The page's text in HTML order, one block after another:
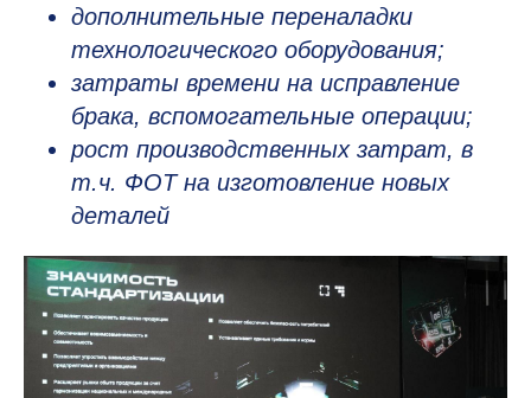
дополнительные переналадки
технологического оборудования;
затраты времени на исправление
брака, вспомогательные операции;
рост производственных затрат, в
т.ч. ФОТ на изготовление новых
деталей